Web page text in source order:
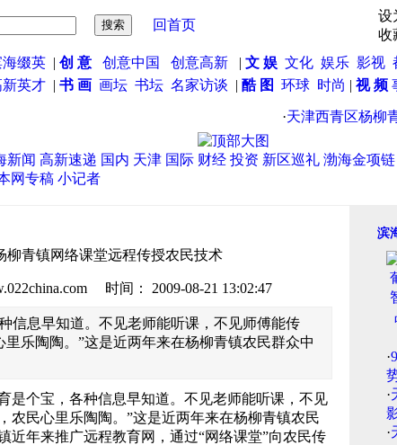
回首页
设
收
海缀英 | 创 意 创意中国 创意高新 | 文 娱 文化 娱乐 影视
新英才 | 书 画 画坛 书坛 名家访谈 | 酷 图 环球 时尚 | 视 频
天津西青区杨柳青
新闻 高新速递 国内 天津 国际 财经 投资 新区巡礼 渤海金项链
网专稿 小记者
柳青镇网络课堂远程传授农民技术
时间： 2009-08-21 13:02:47
信息早知道。不见老师能听课，不见师傅能传
乐陶陶。”这是近两年来在杨柳青镇农民群众中
是个宝，各种信息早知道。不见老师能听课，不见
农民心里乐陶陶。”这是近两年来在杨柳青镇农民
近年来推广远程教育网，通过“网络课堂”向农民传
滨
·
·
·